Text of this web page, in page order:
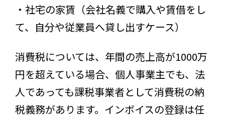
・社宅の家賃（会社名義で購入や賃借をし
て、自分や従業員へ貸し出すケース）
消費税については、年間の売上高が1000万
円を超えている場合、個人事業主でも、法
人であっても課税事業者として消費税の納
税義務があります。インボイスの登録は任